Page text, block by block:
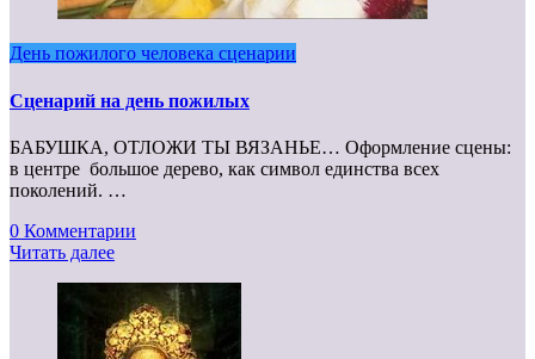
День пожилого человека сценарии
Сценарий на день пожилых
БАБУШКА, ОТЛОЖИ ТЫ ВЯЗАНЬЕ… Оформление сцены:
в центре большое дерево, как символ единства всех
поколений. …
0 Комментарии
Читать далее